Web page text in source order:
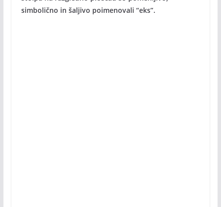
simbolično in šaljivo poimenovali “eks”.